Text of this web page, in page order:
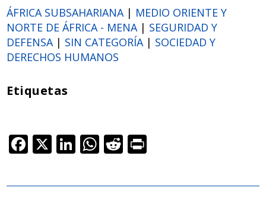
ÁFRICA SUBSAHARIANA| MEDIO ORIENTE Y
NORTE DE ÁFRICA - MENA| SEGURIDAD Y
DEFENSA| SIN CATEGORÍA| SOCIEDAD Y
DERECHOS HUMANOS
Etiquetas
F
e
X Li
k
W
at
R
d t